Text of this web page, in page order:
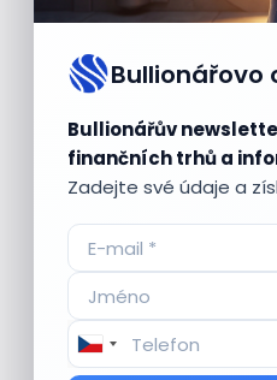
Bullionářovo
Bullionářův
finančních trhů a
Zadejte své údaje a